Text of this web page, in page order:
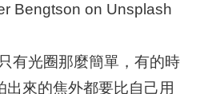
Bengtson on Unsplash
有光圈那麼簡單，有的時
出來的焦外都要比自己用